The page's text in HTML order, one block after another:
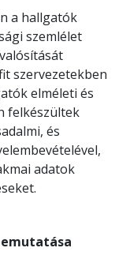
a hallgatók
szemlélet
szervezetekben
elméleti és
felkészültek
és
adatok